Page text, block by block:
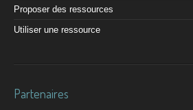
Proposer des ressources
Utiliser une ressource
Partenaires